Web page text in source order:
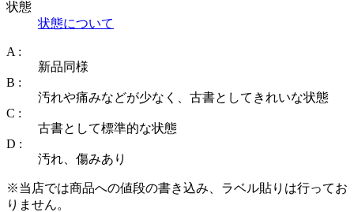
状態
状態について
A :
新品同様
B :
汚れや痛みなどが少なく、古書としてきれいな状態
C :
古書として標準的な状態
D :
汚れ、傷みあり
※当店では商品への値段の書き込み、ラベル貼りは行ってお
りません。